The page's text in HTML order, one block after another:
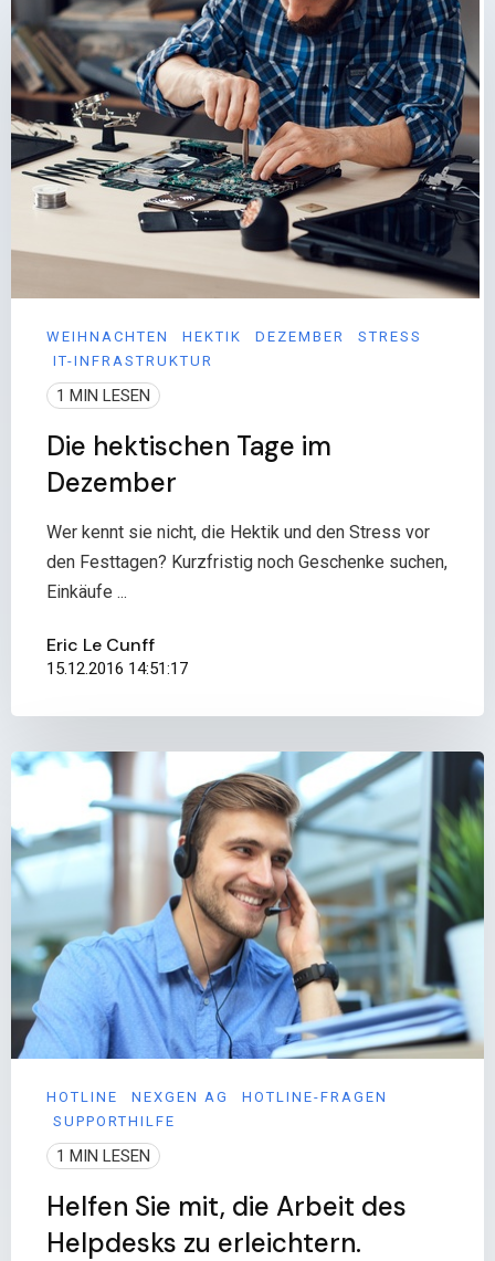
WEIHNACHTEN HEKTIK DEZEMBER
STRESS
IT-INFRASTRUKTUR
1 MIN LESEN
Die hektischen Tage im
Dezember
Wer kennt sie nicht, die Hektik und den Stress vor
den Festtagen? Kurzfristig noch Geschenke suchen,
Einkäufe ...
Eric Le Cunff
15.12.2016 14:51:17
HOTLINE NEXGEN AG
HOTLINE-FRAGEN
SUPPORTHILFE
1 MIN LESEN
Helfen Sie mit, die Arbeit des
Helpdesks zu erleichtern.